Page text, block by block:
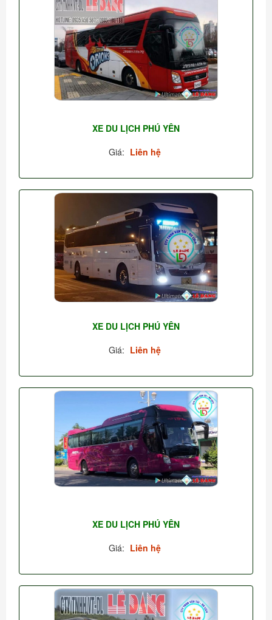
XE DU LỊCH PHÚ YÊN
Giá: Liên hệ
XE DU LỊCH PHÚ YÊN
Giá: Liên hệ
XE DU LỊCH PHÚ YÊN
Giá: Liên hệ